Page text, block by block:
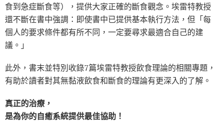
食到急症斷食等），提供大家正確的斷食觀念。埃雷特教授
還不斷在書中強調：即使書中已提供基本執行方法，但「每
個人的要求條件都有所不同，一定要尋求最適合自己的建
議。」
此外，書末並特別收錄7篇埃雷特教授飲食理論的相關專題，
有助於讀者對其無黏液飲食和斷食的理論有更深入的了解。
真正的治療，
是為你的自癒系統提供最佳協助！